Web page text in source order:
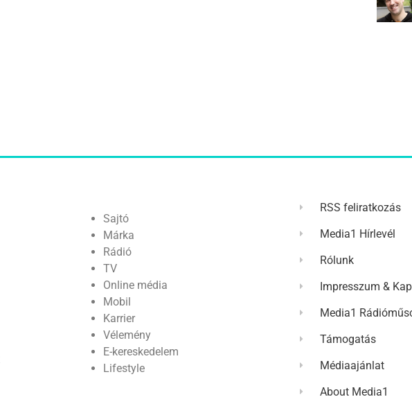
Sajtó
Márka
Rádió
TV
Online média
Mobil
Karrier
Vélemény
E-kereskedelem
Lifestyle
RSS feliratkozás
Media1 Hírlevél
Rólunk
Impresszum &
Media1
Támogatás
Médiaajánlat
About Media1